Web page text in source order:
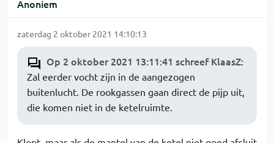
Anoniem
zaterdag 2 oktober 2021 14:10:13
Op 2 oktober 2021 13:11:41 schreef KlaasZ:
Zal eerder vocht zijn in de aangezogen
buitenlucht. De rookgassen gaan direct de pijp uit,
die komen niet in de ketelruimte.